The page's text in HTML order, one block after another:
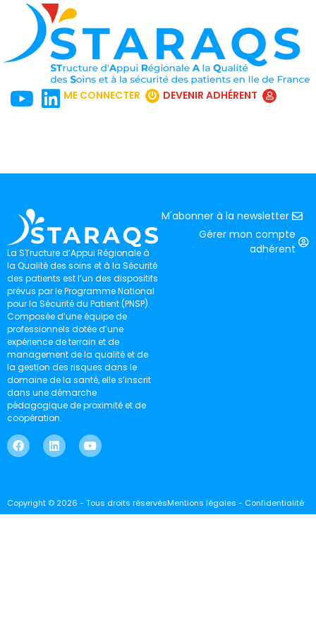
ME CONNECTER DEVENIR ADHÉRENT
La STructure d’Appui Régionale à
la Qualité des soins et à la Sécurité
des patients est l’un des dispositifs
prévus par le Programme National
pour la Sécurité du Patient (PNSP).
Composée d’une équipe de
professionnels dotée d’une
expérience de terrain et de
management de la qualité et de
la gestion des risques dans le
domaine de la santé, elle s’inscrit
dans une démarche
pédagogique de proximité et de
coopération.
M'abonner à la newsletter
Gérer mon compte
adhérent
Copyright © 2026 - Tous droits réservésMentions légales - Confidentialité